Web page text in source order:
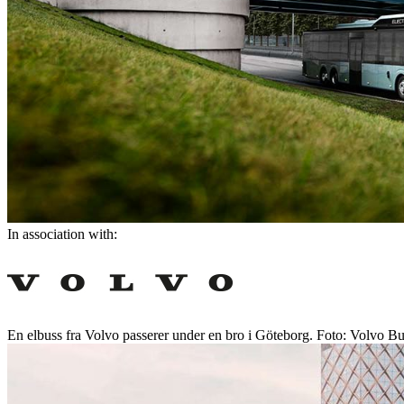
In association with:
En elbuss fra Volvo passerer under en bro i Göteborg. Foto: Volvo